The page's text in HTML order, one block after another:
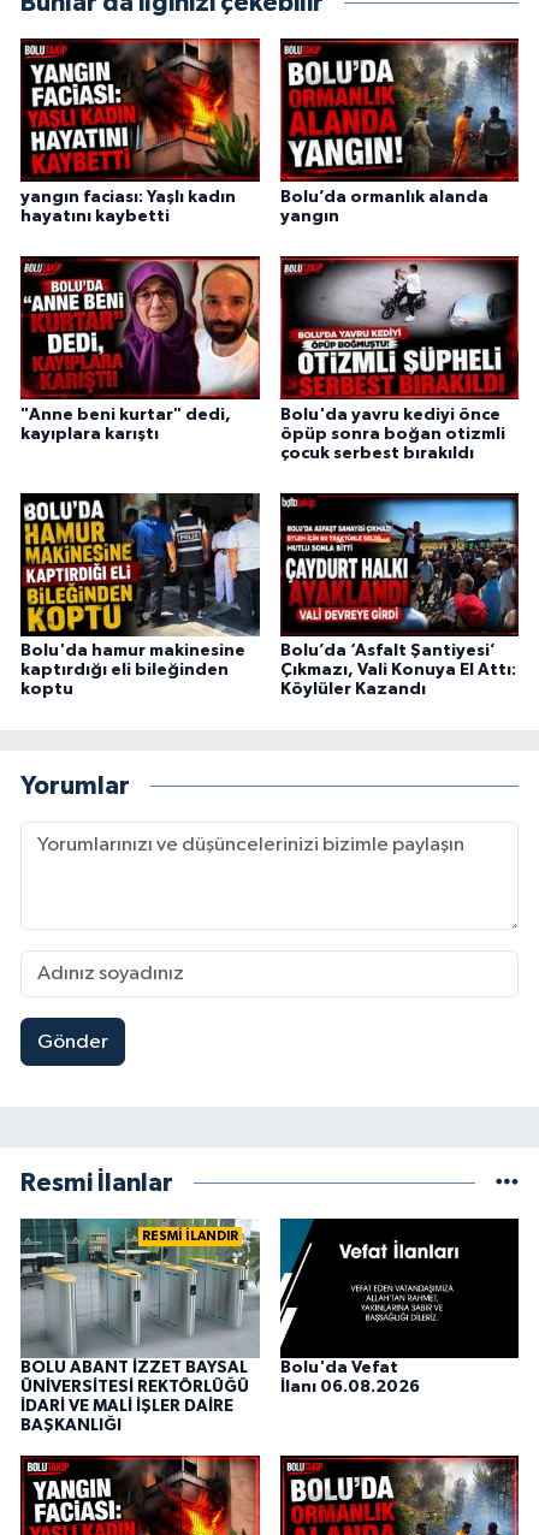
yangın faciası: Yaşlı kadın
hayatını kaybetti
Bolu’da ormanlık alanda
yangın
"Anne beni kurtar" dedi,
kayıplara karıştı
Bolu'da yavru kediyi önce
öpüp sonra boğan otizmli
çocuk serbest bırakıldı
Bolu'da hamur makinesine
kaptırdığı eli bileğinden
koptu
Bolu’da ‘Asfalt Şantiyesi’
Çıkmazı, Vali Konuya El Attı:
Köylüler Kazandı
Yorumlar
Gönder
Resmi İlanlar
RESMİ İLANDIR
BOLU ABANT İZZET BAYSAL
ÜNİVERSİTESİ REKTÖRLÜĞÜ
İDARİ VE MALİ İŞLER DAİRE
BAŞKANLIĞI
Bolu'da Vefat
İlanı 06.08.2026